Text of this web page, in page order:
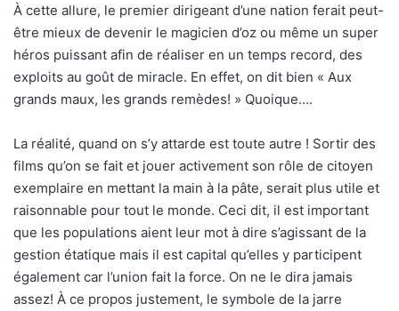
À cette allure, le premier dirigeant d’une nation ferait peut-
être mieux de devenir le magicien d’oz ou même un super
héros puissant afin de réaliser en un temps record, des
exploits au goût de miracle. En effet, on dit bien « Aux
grands maux, les grands remèdes! » Quoique….
La réalité, quand on s’y attarde est toute autre ! Sortir des
films qu’on se fait et jouer activement son rôle de citoyen
exemplaire en mettant la main à la pâte, serait plus utile et
raisonnable pour tout le monde. Ceci dit, il est important
que les populations aient leur mot à dire s’agissant de la
gestion étatique mais il est capital qu’elles y participent
également car l’union fait la force. On ne le dira jamais
assez! À ce propos justement, le symbole de la jarre